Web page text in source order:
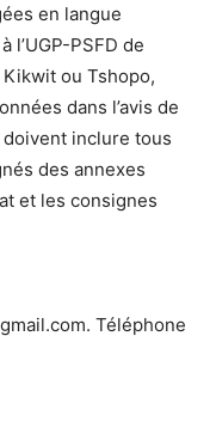
en langue
l’UGP-PSFD de
ou Tshopo,
dans l’avis de
inclure tous
des annexes
et les consignes
Téléphone